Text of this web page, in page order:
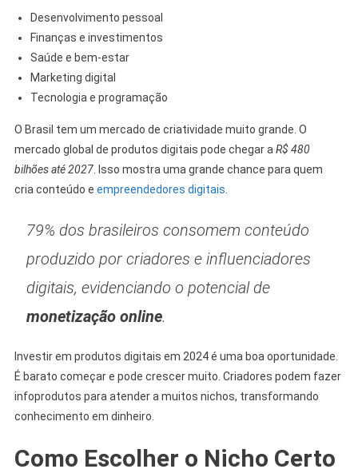
Desenvolvimento pessoal
Finanças e investimentos
Saúde e bem-estar
Marketing digital
Tecnologia e programação
O Brasil tem um mercado de criatividade muito grande. O
mercado global de produtos digitais pode chegar a R$ 480
bilhões até 2027. Isso mostra uma grande chance para quem
cria conteúdo e empreendedores digitais
79% dos brasileiros consomem conteúdo
produzido por criadores e influenciadores
digitais, evidenciando o potencial de
monetização online.
Investir em produtos digitais em 2024 é uma boa oportunidade.
É barato começar e pode crescer muito. Criadores podem fazer
infoprodutos para atender a muitos nichos, transformando
conhecimento em dinheiro.
Como Escolher o Nicho Certo